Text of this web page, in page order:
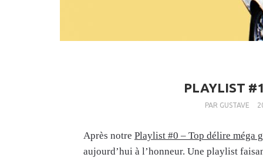
PLAYLIST
PAR GUSTAVE
Après notre Playlist #0 – Top délire méga
aujourd’hui à l’honneur. Une playlist